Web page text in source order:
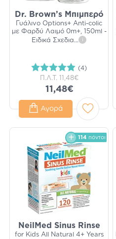
Dr. Brown’s Μπιμπερό
Γυάλινο Options+ Anti-colic
με Φαρδύ Λαιμό 0m+, 150ml -
Ειδικά Σχεδια... i
(4)
Π.Λ.Τ. 11,48€
11,48€
Αγορά
114 πόντοι
NeilMed Sinus Rinse
for Kids All Natural 4+ Years